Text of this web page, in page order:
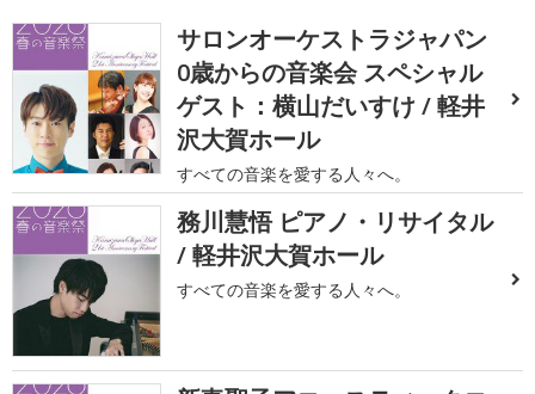
サロンオーケストラジャパン
0歳からの音楽会 スペシャル
ゲスト：横山だいすけ / 軽井
沢大賀ホール
すべての音楽を愛する人々へ。
務川慧悟 ピアノ・リサイタル
/ 軽井沢大賀ホール
すべての音楽を愛する人々へ。